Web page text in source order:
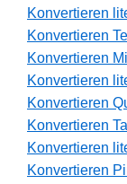
Konvertieren
Konvertieren
Konvertieren
Konvertieren
Konvertieren
Konvertieren
Konvertieren
Konvertieren